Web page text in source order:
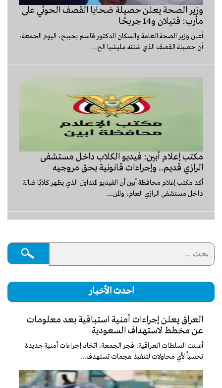
وزير الصحة يعلن حصيلة ضحايا القصف الحوثي على
مأرب: قتيلان و14 جريحًا
أعلن وزير الصحة العامة والسكان الدكتور قاسم بحيبح، اليوم الجمعة،
أن حصيلة القصف الذي شنته مليشيا الح...
مكتب إعلام أبين: فيديو الكلاب داخل مستشفى
الرازي قديم.. وإجراءات قانونية بحق مروجيه
أكد مكتب إعلام محافظة أبين أن الفيديو المتداول الذي يظهر كلابًا ضالة
داخل مستشفى الرازي العام، والمن...
احدث الأخبار
العراق يعلن إجراءات أمنية استباقية بعد معلومات
عن مخطط لاستهداف السعودية
أعلنت السلطات العراقية، فجر الجمعة، اتخاذ إجراءات أمنية جديدة
تحسباً لأي محاولات لتنفيذ هجمات تستهدف...